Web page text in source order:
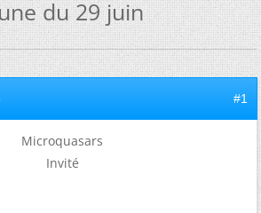
du 29 juin
#1
Microquasars
Invité